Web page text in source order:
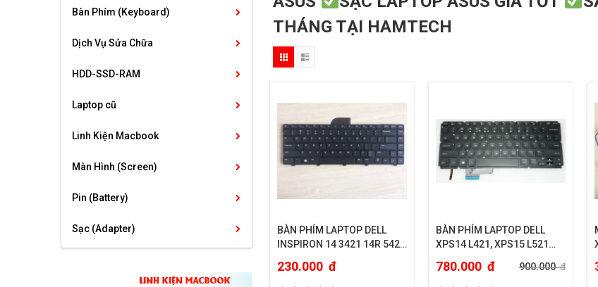
Bàn Phím (Keyboard)
Dịch Vụ Sửa Chữa
HDD-SSD-RAM
Laptop cũ
Linh Kiện Macbook
Màn Hình (Screen)
Pin (Battery)
Sạc (Adapter)
THÁNG TẠI HAMTECH
BÀN PHÍM LAPTOP DELL
INSPIRON 14 3421 14R 5421
230.000 đ
BÀN PHÍM LAPTOP DELL
XPS14 L421, XPS15 L521
GÓC PHẢI)
780.000 đ 900.000đ